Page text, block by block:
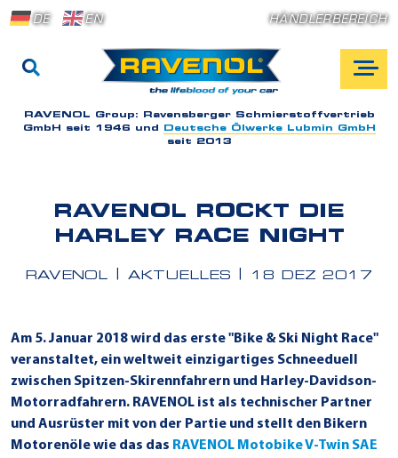
DE EN HÄNDLERBEREICH
RAVENOL Group: Ravensberger Schmierstoffvertrieb
GmbH seit 1946 und
Deutsche Ölwerke Lubmin GmbH
seit 2013
RAVENOL ROCKT DIE
HARLEY RACE NIGHT
RAVENOL AKTUELLES 18 DEZ 2017
Am 5. Januar 2018 wird das erste "Bike & Ski Night Race"
veranstaltet, ein weltweit einzigartiges Schneeduell
zwischen Spitzen-Skirennfahrern und Harley-Davidson-
Motorradfahrern. RAVENOL ist als technischer Partner
und Ausrüster mit von der Partie und stellt den Bikern
Motorenöle wie das das RAVENOL Motobike V-Twin SAE